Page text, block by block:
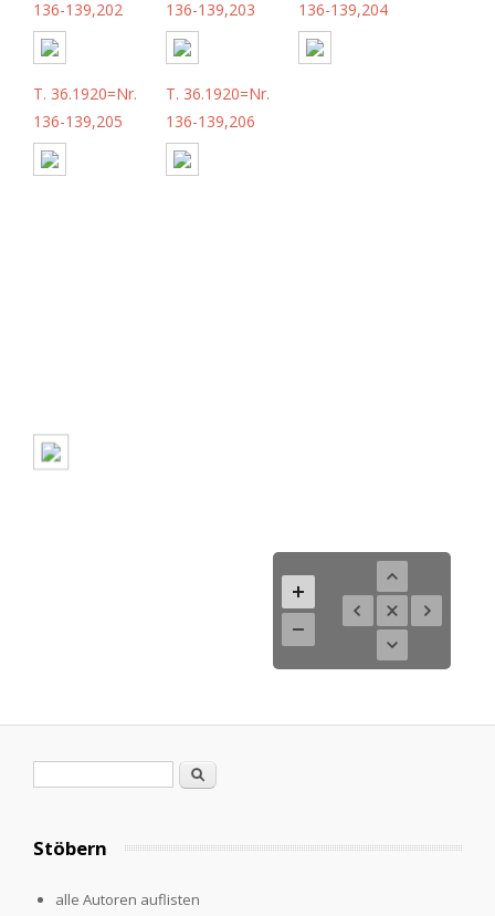
136-139,202 136-139,203 136-139,204
T. 36.1920=Nr.
136-139,205
T. 36.1920=Nr.
136-139,206
Search
Stöbern
alle Autoren auflisten